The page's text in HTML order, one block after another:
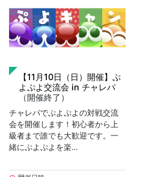
【11月10日（日）開催】ぷ
よぷよ交流会 in チャレパ
（開催終了）
チャレパでぷよぷよの対戦交流
会を開催します！初心者から上
級者まで誰でも大歓迎です。一
緒にぷよぷよを楽…